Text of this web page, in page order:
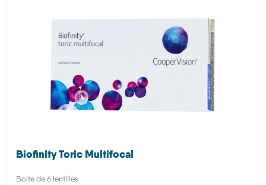
Biofinity Toric Multifocal
Boite de 6 lentilles